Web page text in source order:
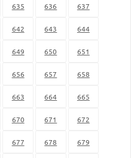
635 636 637
642 643 644
649 650 651
656 657 658
663 664 665
670 671 672
677 678 679